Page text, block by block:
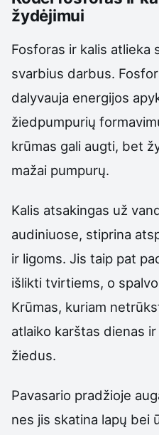
žydėjimui
Fosforas ir kalis
svarbius darbus.
dalyvauja energijos
žiedpumpurių
krūmas gali augti, bet
mažai pumpurų.
Kalis atsakingas už
audiniuose, stiprina
ir ligoms. Jis taip pat
išlikti tvirtiems, o
Krūmas, kuriam
atlaiko karštas dienas
žiedus.
Pavasario pradžioje
nes jis skatina lapų bei